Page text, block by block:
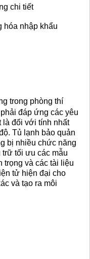
chi tiết
hóa nhập khẩu
trong phòng thí
đáp ứng các yêu
là đối với tính nhất
Tủ lạnh bảo quản
bị nhiều chức năng
tối ưu các mẫu
trọng và các tài liệu
tử hiện đại cho
và tạo ra môi